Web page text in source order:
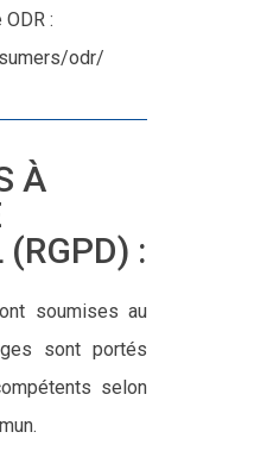
:
odr/
À
(RGPD) :
soumises au
sont portés
selon